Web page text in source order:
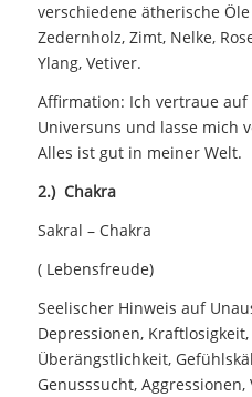
verschiedene ätherische
Zedernholz, Zimt, Nelke,
Ylang, Vetiver.
Affirmation: Ich vertraue
Universuns und lasse mich
Alles ist gut in meiner Welt.
2.) Chakra
Sakral – Chakra
( Lebensfreude)
Seelischer Hinweis auf
Depressionen,
Überängstlichkeit,
Genusssucht, Aggressionen,